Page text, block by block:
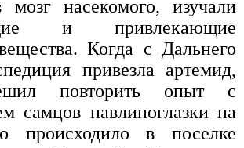
насекомого, изучали
и привлекающие
Когда с Дальнего
привезла артемид,
повторить опыт с
самцов павлиноглазки на
происходило в поселке